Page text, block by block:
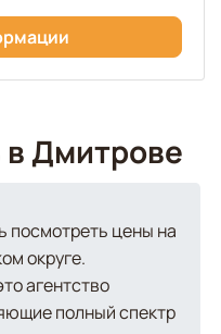
Дмитрове
посмотреть цены на
округе.
агентство
полный спектр